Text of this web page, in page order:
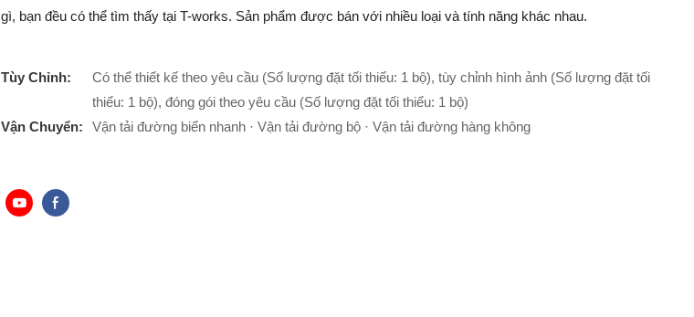
gì, bạn đều có thể tìm thấy tại T-works. Sản phẩm được bán với nhiều loại và tính năng khác nhau.
Tùy Chỉnh:
Có thể thiết kế theo yêu cầu (Số lượng đặt tối thiểu: 1 bộ), tùy chỉnh hình ảnh (Số lượng đặt tối
thiểu: 1 bộ), đóng gói theo yêu cầu (Số lượng đặt tối thiểu: 1 bộ)
Vận Chuyển:
Vận tải đường biển nhanh · Vận tải đường bộ · Vận tải đường hàng không